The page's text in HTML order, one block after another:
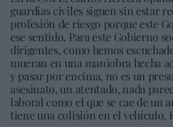
guardias civiles siguen sin estar
profesión de riesgo porque este
ese sentido. Para este Gobierno
dirigentes, como hemos
mueran en una maniobra hecha
y pasar por encima, no es un
asesinato, un atentado, nada
laboral como el que se cae de un
tiene una colisión en el vehículo.